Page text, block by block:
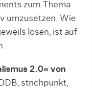
zum Thema
umzusetzen. Wie
lösen, ist auf
2.0« von
strichpunkt,